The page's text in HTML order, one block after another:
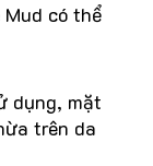
có thể
dụng, mặt
trên da